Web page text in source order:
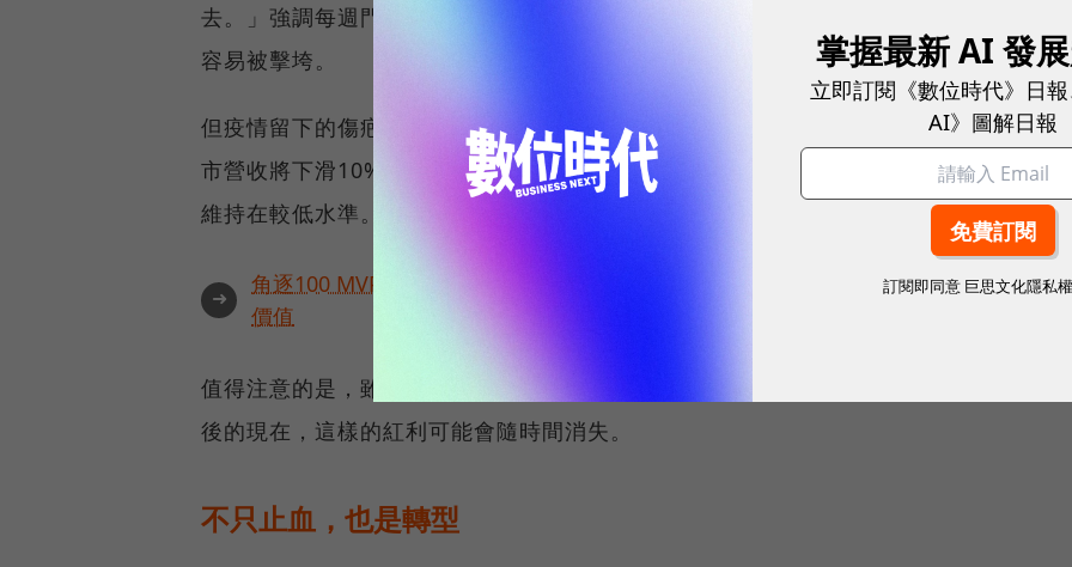
去。」強調每週門市業績都有顯著回升，星巴克品牌擁有強大的顧客親和度，沒有這麼
容易被擊垮。
但疫情留下的傷疤仍深深影響整體營收表現，星巴克預估，這個財年美國及中國市場門
市營收將下滑10%至20%，財年年底時中國門市營業額可回到往昔情況，美國門市依舊
維持在較低水準。
➜
角逐100 MVP盛典雙重榮耀！國際品牌X經理人特別肯定，展現AI時代最具潛力的核心
價值
值得注意的是，雖然整體營收較低，每位客戶的平均消費金額卻提高。然而在美國解封
後的現在，這樣的紅利可能會隨時間消失。
不只止血，也是轉型
掌握最新 AI 發展
立即訂閱《數位時代》日
AI》圖解日報
訂閱即同意 巨思文化隱私